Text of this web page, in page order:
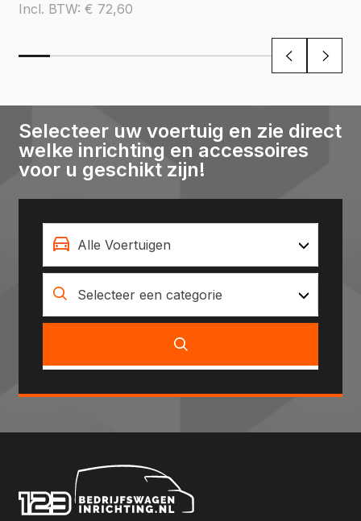
Incl. BTW: € 72,60
Selecteer uw voertuig en zie direct
welke inrichting en accessoires
voor u geschikt zijn!
Alle Voertuigen
Selecteer een categorie